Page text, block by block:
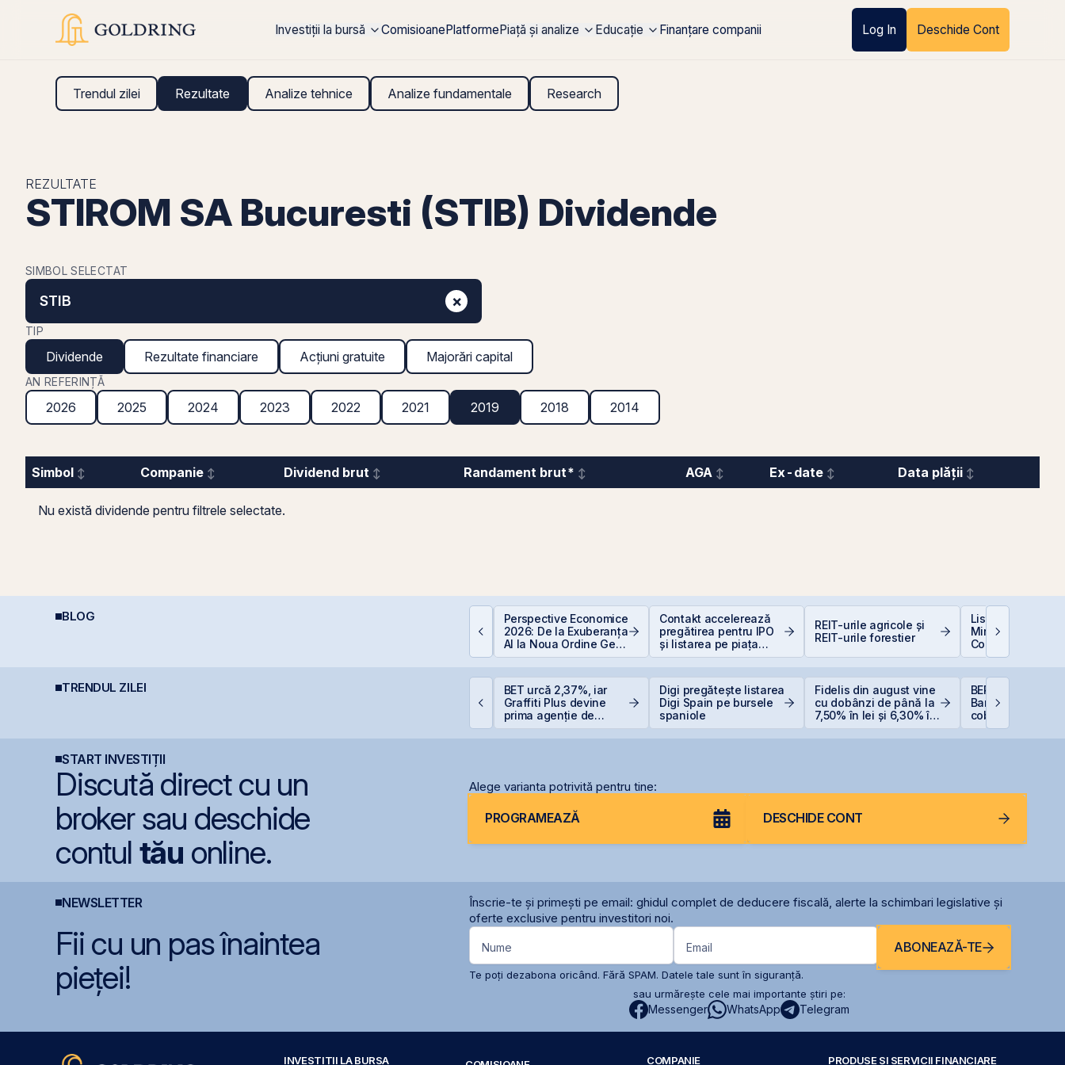
Investiții la bursă ComisioanePlatformePiață și analize Educație Finanțare companii Log In Deschide Cont
Trendul zilei Rezultate Analize tehnice Analize fundamentale Research
REZULTATE
STIROM SA Bucuresti (STIB) Dividende
SIMBOL SELECTAT
STIB ×
TIP
Dividende Rezultate financiare Acțiuni gratuite Majorări capital
AN REFERINȚĂ
2026 2025 2024 2023 2022 2021 2019 2018 2014
Simbol Companie Dividend brut Randament brut* AGA Ex-date Data plății
Nu există dividende pentru filtrele selectate.
BLOG
Economia României în
Perspective Economice
2026: De la Exuberanța
AI la Noua Ordine Geo-
Economică
Contakt accelerează
pregătirea pentru IPO
și listarea pe piața
AeRO a BVB
REIT-urile agricole și
REIT-urile forestier
Listarea
Minoritare din
Companiile de
BVB – Soluție
TRENDUL ZILEI
BVB corectează ușor,
BET urcă 2,37%, iar
Graffiti Plus devine
prima agenție de
Digi pregătește listarea
Digi Spain pe bursele
spaniole
Fidelis din august vine
cu dobânzi de până la
7,50% în lei și 6,30% în
BERD vinde 1%
Banca
coboară sub
5%
START INVESTIȚII
Discută direct cu un
broker sau deschide
contul tău online.
Alege varianta potrivită pentru tine:
PROGRAMEAZĂ DESCHIDE CONT
NEWSLETTER
Înscrie-te și primești pe email: ghidul complet de deducere fiscală, alerte la schimbari legislative și
oferte exclusive pentru investitori noi.
Fii cu un pas înaintea
pieței!
Nume Email ABONEAZĂ-TE
Te poți dezabona oricând. Fără SPAM. Datele tale sunt în siguranță.
sau urmărește cele mai importante știri pe:
Messenger WhatsApp Telegram
INVESTIȚII LA BURSA COMPANIE PRODUSE ȘI SERVICII FINANCIARE